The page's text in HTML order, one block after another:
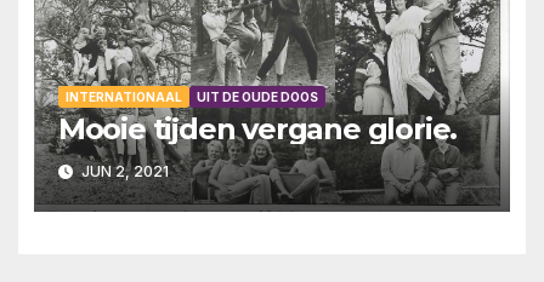
INTERNATIONAAL UIT DE OUDE DOOS
Mooie tijden vergane glorie.
JUN 2, 2021